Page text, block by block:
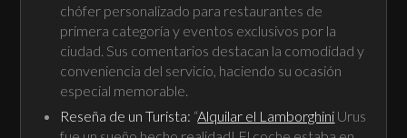
chófer personalizado para restaurantes de
primera categoría y eventos exclusivos por la
ciudad. Sus comentarios destacan la comodidad y
conveniencia del servicio, haciendo su ocasión
especial memorable.
Reseña de un Turista: “Alquilar el Lamborghini Urus